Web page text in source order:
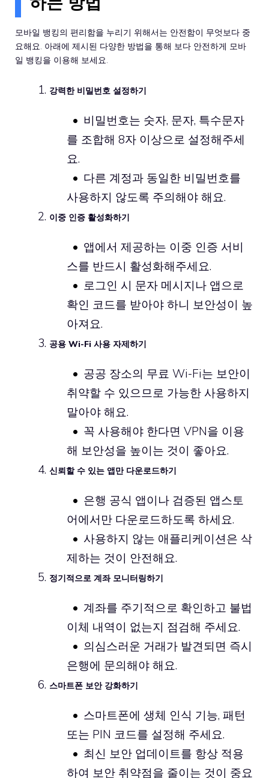
모바일 뱅킹의 편리함을 누리기 위해서는 안전함이 무엇보다 중
요해요. 아래에 제시된 다양한 방법을 통해 보다 안전하게 모바
일 뱅킹을 이용해 보세요.
강력한 비밀번호 설정하기
비밀번호는 숫자, 문자, 특수문자
를 조합해 8자 이상으로 설정해주세
요.
다른 계정과 동일한 비밀번호를
사용하지 않도록 주의해야 해요.
이중 인증 활성화하기
앱에서 제공하는 이중 인증 서비
스를 반드시 활성화해주세요.
로그인 시 문자 메시지나 앱으로
확인 코드를 받아야 하니 보안성이 높
아져요.
공용 Wi-Fi 사용 자제하기
공공 장소의 무료 Wi-Fi는 보안이
취약할 수 있으므로 가능한 사용하지
말아야 해요.
꼭 사용해야 한다면 VPN을 이용
해 보안성을 높이는 것이 좋아요.
신뢰할 수 있는 앱만 다운로드하기
은행 공식 앱이나 검증된 앱스토
어에서만 다운로드하도록 하세요.
사용하지 않는 애플리케이션은 삭
제하는 것이 안전해요.
정기적으로 계좌 모니터링하기
계좌를 주기적으로 확인하고 불법
이체 내역이 없는지 점검해 주세요.
의심스러운 거래가 발견되면 즉시
은행에 문의해야 해요.
스마트폰 보안 강화하기
스마트폰에 생체 인식 기능, 패턴
또는 PIN 코드를 설정해 주세요.
최신 보안 업데이트를 항상 적용
하여 보안 취약점을 줄이는 것이 중요